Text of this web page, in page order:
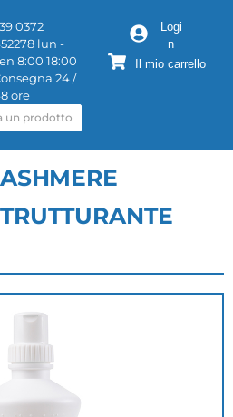
0372
lun -
8:00 18:00
24 /
ore
Logi
n
Il mio carrello